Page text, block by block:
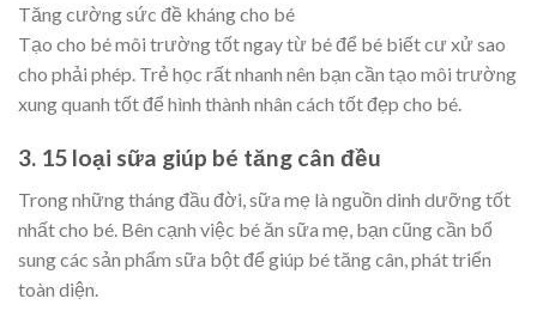
Tăng cường sức đề kháng cho bé
Tạo cho bé môi trường tốt ngay từ bé để bé biết cư xử sao
cho phải phép. Trẻ học rất nhanh nên bạn cần tạo môi trường
xung quanh tốt để hình thành nhân cách tốt đẹp cho bé.
3. 15 loại sữa giúp bé tăng cân đều
Trong những tháng đầu đời, sữa mẹ là nguồn dinh dưỡng tốt
nhất cho bé. Bên cạnh việc bé ăn sữa mẹ, bạn cũng cần bổ
sung các sản phẩm sữa bột để giúp bé tăng cân, phát triển
toàn diện.